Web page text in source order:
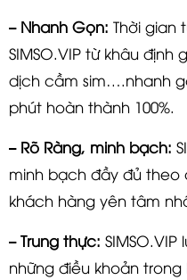
– Nhanh Gọn: Thời gian
SIMSO.VIP từ khâu
dịch cầm sim….nhanh
phút hoàn thành 100%.
– Rõ Ràng, minh bạch:
minh bạch đầy đủ theo
khách hàng yên tâm
– Trung thực:
những điều khoản